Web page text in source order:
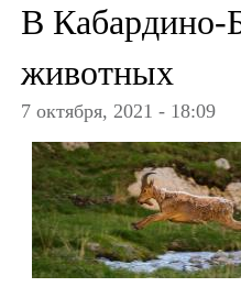
В Кабардино-
животных
7 октября, 2021 - 18:09